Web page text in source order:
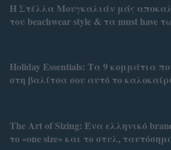
Η Στέλλα Μουγκαλιάν μάς
του beachwear style & τα must have
Holiday Essentials: Τα 9 κομμάτια
στη βαλίτσα σου αυτό το
Τhe Art of Sizing: Ένα ελληνικό
το «one size» και το στυλ,